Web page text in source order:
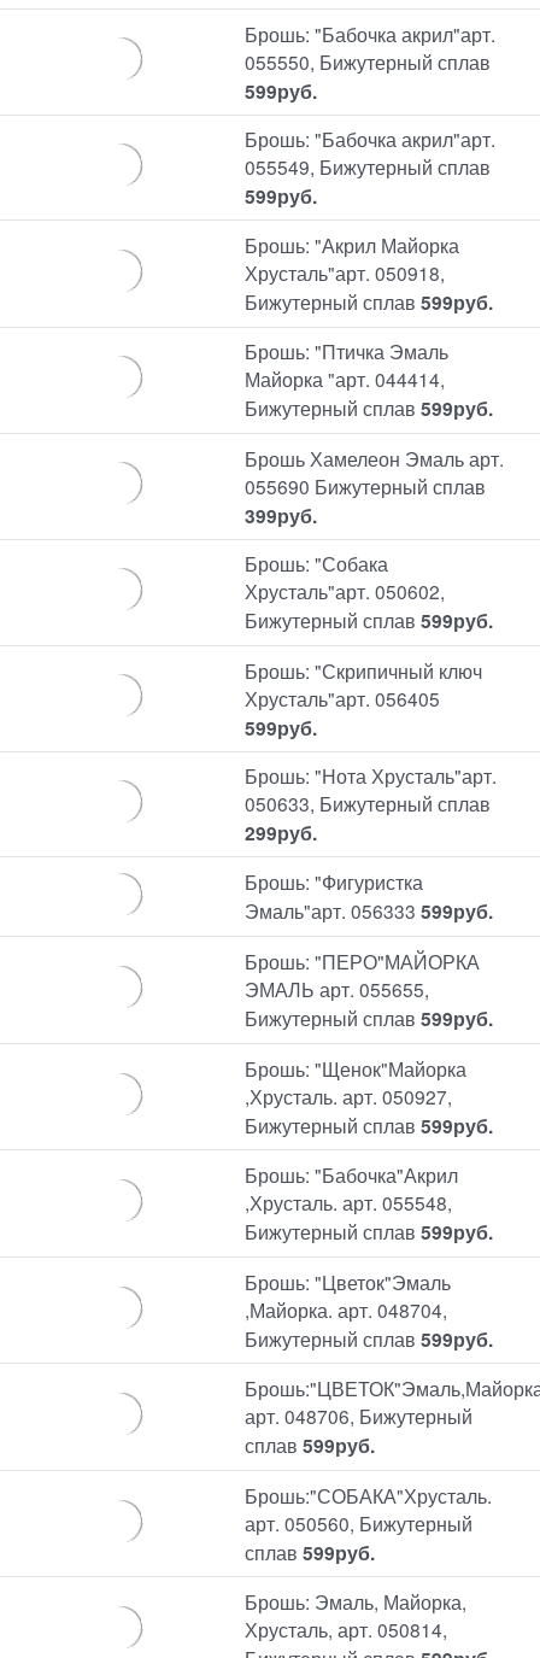
Брошь: "Бабочка акрил"арт.
055550, Бижутерный сплав
599руб.
Брошь: "Бабочка акрил"арт.
055549, Бижутерный сплав
599руб.
Брошь: "Акрил Майорка
Хрусталь"арт. 050918,
Бижутерный сплав 599руб.
Брошь: "Птичка Эмаль
Майорка "арт. 044414,
Бижутерный сплав 599руб.
Брошь Хамелеон Эмаль арт.
055690 Бижутерный сплав
399руб.
Брошь: "Собака
Хрусталь"арт. 050602,
Бижутерный сплав 599руб.
Брошь: "Скрипичный ключ
Хрусталь"арт. 056405
599руб.
Брошь: "Нота Хрусталь"арт.
050633, Бижутерный сплав
299руб.
Брошь: "Фигуристка
Эмаль"арт. 056333 599руб.
Брошь: "ПЕРО"МАЙОРКА
ЭМАЛЬ арт. 055655,
Бижутерный сплав 599руб.
Брошь: "Щенок"Майорка
,Хрусталь. арт. 050927,
Бижутерный сплав 599руб.
Брошь: "Бабочка"Акрил
,Хрусталь. арт. 055548,
Бижутерный сплав 599руб.
Брошь: "Цветок"Эмаль
,Майорка. арт. 048704,
Бижутерный сплав 599руб.
арт. 048706, Бижутерный
сплав 599руб.
Брошь:"СОБАКА"Хрусталь.
арт. 050560, Бижутерный
сплав 599руб.
Брошь: Эмаль, Майорка,
Хрусталь, арт. 050814,